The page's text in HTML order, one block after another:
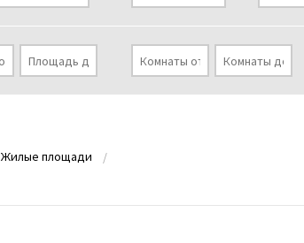
Жилые площади